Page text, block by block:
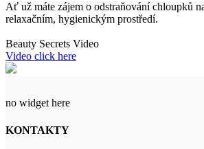
Ať už máte zájem o odstraňování chloupků
relaxačním, hygienickým prostředí.
Beauty Secrets Video
Video click here
no widget here
KONTAKTY